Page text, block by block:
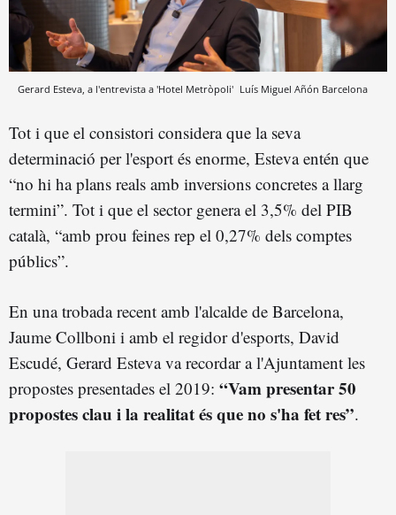
Gerard Esteva, a l'entrevista a 'Hotel Metròpoli' Luís Miguel Añón Barcelona
Tot i que el consistori considera que la seva
determinació per l'esport és enorme, Esteva entén que
“no hi ha plans reals amb inversions concretes a llarg
termini”. Tot i que el sector genera el 3,5% del PIB
català, “amb prou feines rep el 0,27% dels comptes
públics”.
En una trobada recent amb l'alcalde de Barcelona,
Jaume Collboni i amb el regidor d'esports, David
Escudé, Gerard Esteva va recordar a l'Ajuntament les
propostes presentades el 2019: “Vam presentar 50
propostes clau i la realitat és que no s'ha fet res”.